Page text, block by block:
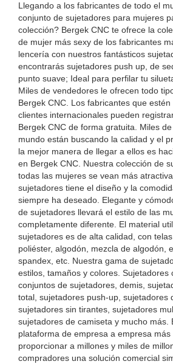
Llegando a los fabricantes de todo el
conjunto de sujetadores para mujeres
colección? Bergek CNC te ofrece la
de mujer más sexy de los fabricantes
lencería con nuestros fantásticos
encontrarás sujetadores push up, de
punto suave; Ideal para perfilar tu
Miles de vendedores le ofrecen todo
Bergek CNC. Los fabricantes que
clientes internacionales pueden
Bergek CNC de forma gratuita. Miles
mundo están buscando la calidad y el
la mejor manera de llegar a ellos es
en Bergek CNC. Nuestra colección de
todas las mujeres se vean más
sujetadores tiene el diseño y la
siempre ha deseado. Elegante y
de sujetadores llevará el estilo de las
completamente diferente. El material
sujetadores es de alta calidad, con
poliéster, algodón, mezcla de algodón,
spandex, etc. Nuestra gama de
estilos, tamaños y colores. Sujetadores
conjuntos de sujetadores, demis,
total, sujetadores push-up, sujetadores
sujetadores sin tirantes, sujetadores
sujetadores de camiseta y mucho más.
plataforma de empresa a empresa
proporcionar a millones y miles de
compradores una solución comercial